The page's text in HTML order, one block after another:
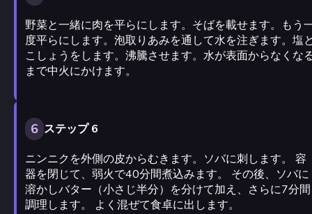
野菜と一緒に肉を平らにします。そばを載せます。もう
度平らにします。泡取りあみを通して水を注ぎます。塩
こしょうをします。沸騰させます。水が表面からなくな
まで中火にかけます。
6 ステップ 6
ニンニクを外側の皮からむきます。ソバに刺します。 容
器を閉じて、弱火で40分間煮込みます。 その後、ソバに
溶かしバター（小さじ半分）を分けて加え、さらに7分間
調理します。 よく混ぜて食卓に出します。